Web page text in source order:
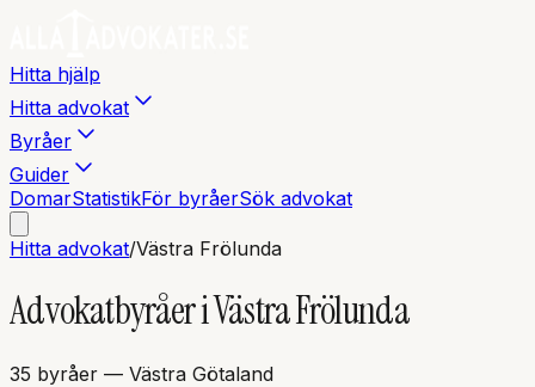
Hitta hjälp
Hitta advokat
Byråer
Guider
DomarStatistikFör byråerSök advokat
Hitta advokat/Västra Frölunda
Advokatbyråer iVästra Frölunda
35 byråer — Västra Götaland